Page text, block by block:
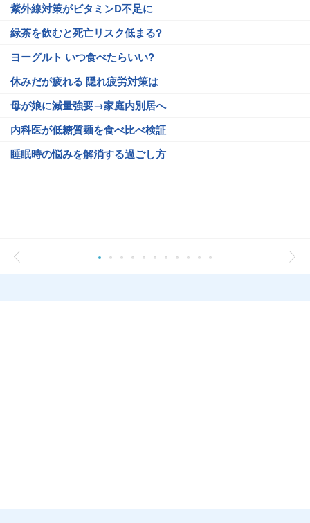
紫外線対策がビタミンD不足に
緑茶を飲むと死亡リスク低まる?
ヨーグルト いつ食べたらいい?
休みだが疲れる 隠れ疲労対策は
母が娘に減量強要→家庭内別居へ
内科医が低糖質麺を食べ比べ検証
睡眠時の悩みを解消する過ごし方